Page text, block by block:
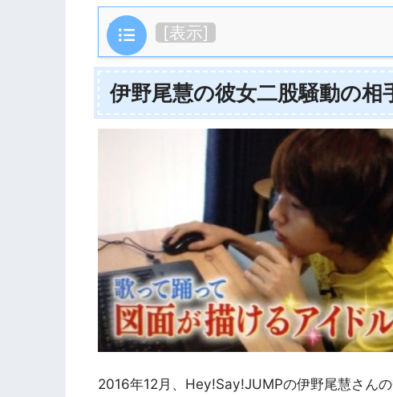
目次 [表示]
伊野尾慧の彼女二股騒動の相
2016年12月、Hey!Say!JUMPの伊野尾慧さん